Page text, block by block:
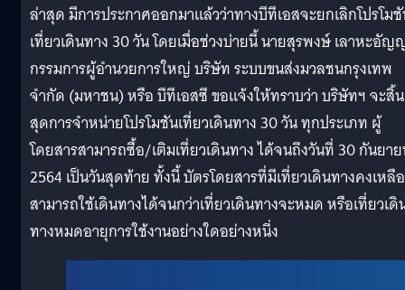
ล่าสุด มีการประกาศออกมาแล้วว่าทางบีทีเอสจะยกเลิกโปรโม
เที่ยวเดินทาง 30 วัน โดยเมื่อช่วงบ่ายนี้ นายสุรพงษ์ เลาหะอัญ
กรรมการผู้อำนวยการใหญ่ บริษัท ระบบขนส่งมวลชนกรุงเทพ
จำกัด (มหาชน) หรือ บีทีเอสซี ขอแจ้งให้ทราบว่า บริษัทฯ จะสิ้น
สุดการจำหน่ายโปรโมชันเที่ยวเดินทาง 30 วัน ทุกประเภท ผู้
โดยสารสามารถซื้อ/เติมเที่ยวเดินทาง ได้จนถึงวันที่ 30 กันยา
2564 เป็นวันสุดท้าย ทั้งนี้ บัตรโดยสารที่มีเที่ยวเดินทางคงเหลือ
สามารถใช้เดินทางได้จนกว่าเที่ยวเดินทางจะหมด หรือเที่ยวเดิ
ทางหมดอายุการใช้งานอย่างใดอย่างหนึ่ง